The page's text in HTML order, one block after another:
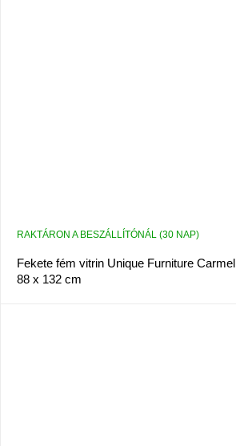
Fekete fém vitrin Unique Furniture Carmel
88 x 132 cm
RAKTÁRON A BESZÁLLÍTÓNÁL (30 NAP)